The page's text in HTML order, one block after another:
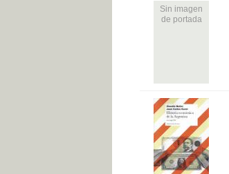
Sin imagen
de portada